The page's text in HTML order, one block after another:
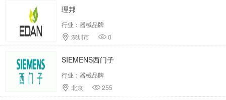
理邦
行业：器械品牌
深圳市
0
SIEMENS西门子
行业：器械品牌
北京
255